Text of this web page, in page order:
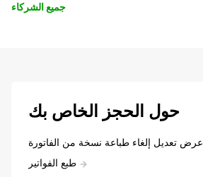
جميع الشركاء
حول الحجز الخاص بك
عرض تعديل إلغاء طباعة نسخة من الفاتورة
طبع الفواتير